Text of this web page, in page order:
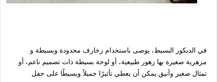
في الديكور البسيط، يوصى باستخدام زخارف محدودة وبسيطة و
مزهرية صغيرة بها زهور طبيعية، أو لوحة بسيطة ذات تصميم ناعم، أو
تمثال صغير وأنيق يمكن أن يعطي تأثيرًا جميلاً وبسيطًا على حفل